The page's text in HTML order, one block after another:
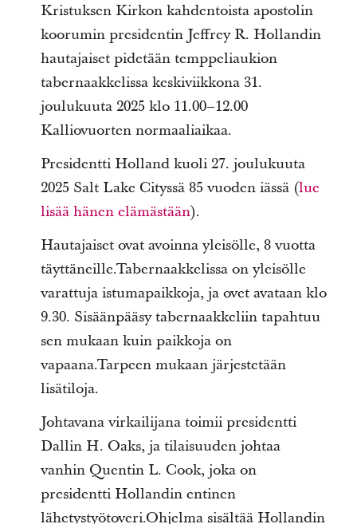
Kristuksen Kirkon kahdentoista apostolin
koorumin presidentin Jeffrey R. Hollandin
hautajaiset pidetään temppeliaukion
tabernaakkelissa keskiviikkona 31.
joulukuuta 2025 klo 11.00–12.00
Kalliovuorten normaaliaikaa.
Presidentti Holland kuoli 27. joulukuuta
2025 Salt Lake Cityssä 85 vuoden iässä (lue
lisää hänen elämästään).
Hautajaiset ovat avoinna yleisölle, 8 vuotta
täyttäneille.Tabernaakkelissa on yleisölle
varattuja istumapaikkoja, ja ovet avataan klo
9.30. Sisäänpääsy tabernaakkeliin tapahtuu
sen mukaan kuin paikkoja on
vapaana.Tarpeen mukaan järjestetään
lisätiloja.
Johtavana virkailijana toimii presidentti
Dallin H. Oaks, ja tilaisuuden johtaa
vanhin Quentin L. Cook, joka on
presidentti Hollandin entinen
lähetystyötoveri.Ohjelma sisältää Hollandin